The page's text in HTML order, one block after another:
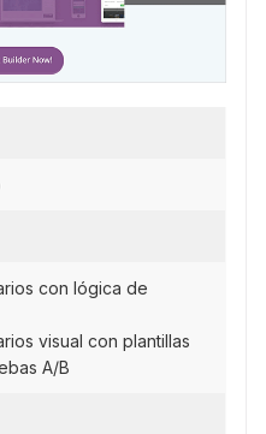
con lógica de
visual con plantillas
A/B